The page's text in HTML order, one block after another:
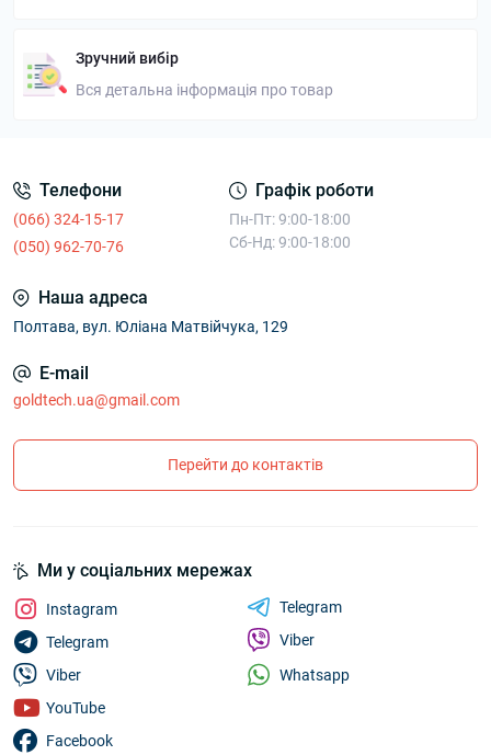
Зручний вибір
Вся детальна інформація про товар
Телефони
(066) 324-15-17
(050) 962-70-76
Графік роботи
Пн-Пт: 9:00-18:00
Сб-Нд: 9:00-18:00
Наша адреса
Полтава, вул. Юліана Матвійчука, 129
E-mail
goldtech.ua@gmail.com
Перейти до контактів
Ми у соціальних мережах
Instagram
Telegram
Viber
YouTube
Facebook
Telegram
Viber
Whatsapp